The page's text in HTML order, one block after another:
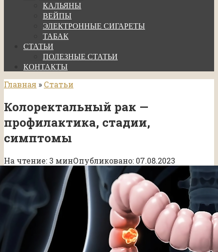
КАЛЬЯНЫ
ВЕЙПЫ
ЭЛЕКТРОННЫЕ СИГАРЕТЫ
ТАБАК
СТАТЬИ
ПОЛЕЗНЫЕ СТАТЬИ
КОНТАКТЫ
Главная » Статьи
Колоректальный рак —
профилактика, стадии,
симптомы
На чтение: 3 минОпубликовано: 07.08.2023